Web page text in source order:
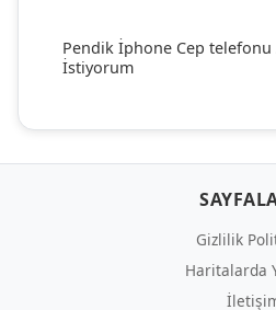
Pendik İphone Cep telefonu
İstiyorum
Gizlilik
Haritalarda